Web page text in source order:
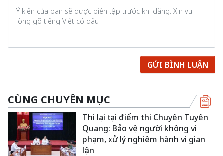
GỬI BÌNH LUẬN
CÙNG CHUYÊN MỤC
Thi lại tại điểm thi Chuyên Tuyên
Quang: Bảo vệ người không vi
phạm, xử lý nghiêm hành vi gian
lận